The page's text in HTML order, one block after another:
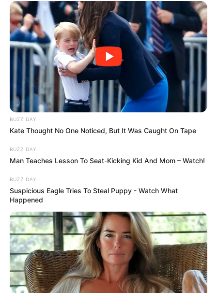
BUZZ DAY
Kate Thought No One Noticed, But It Was Caught On Tape
BUZZ DAY
Man Teaches Lesson To Seat-Kicking Kid And Mom – Watch!
BUZZ DAY
Suspicious Eagle Tries To Steal Puppy - Watch What
Happened